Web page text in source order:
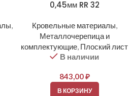
,
0,45мм RR 32
Кровельные материалы,
Металлочерепица и
комплектующие, Плоский лист
В наличии
843,00₽
В КОРЗИНУ